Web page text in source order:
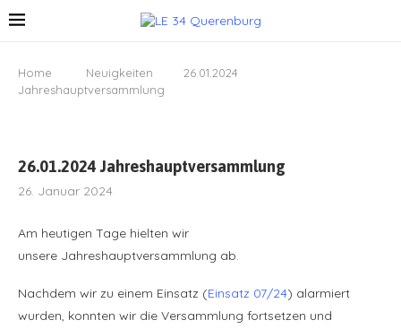
Home Neuigkeiten
26.01.2024
Jahreshauptversammlung
26.01.2024 Jahreshauptversammlung
26. Januar 2024
Am heutigen Tage hielten wir
unsere Jahreshauptversammlung ab.
Nachdem wir zu einem Einsatz (Einsatz 07/24) alarmiert
wurden, konnten wir die Versammlung fortsetzen und